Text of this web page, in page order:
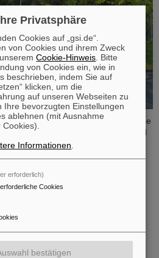
Summer School 2024“ geht in eine
Ausbildungsprogramm und
eingebunden in ein globales
für
auch in diesem Jahr großes
Aktuell haben 15
Ländern in Darmstadt die
mit dem Thema kosmische
Privatsphäre
Cookies auf „gsi.de“.
von Cookies und ihrem Zweck
Cookie-Hinweis . Bitte
von Cookies ein, wie in
beschrieben, indem Sie auf
klicken, um die
auf unseren Webseiten zu
Ihre bevorzugten Einstellungen
ablehnen (mit Ausnahme
Informationen
erforderlich)
Cookies
bestätigen